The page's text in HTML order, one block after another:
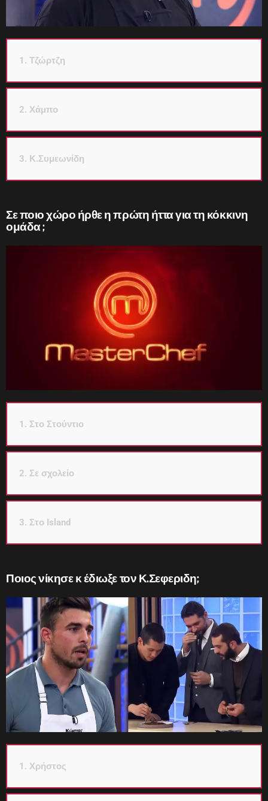
1. Τζώρτζη
2. Χάμπο
3. Κ.Συμεωνίδη
Σε ποιο χώρο ήρθε η πρώτη ήττα για τη κόκκινη
ομάδα ;
1. Στο Στούντιο
2. Σε σχολείο
3. Στο Island
Ποιος νίκησε κ έδιωξε τον Κ.Σεφεριδη;
1. Χρήστος